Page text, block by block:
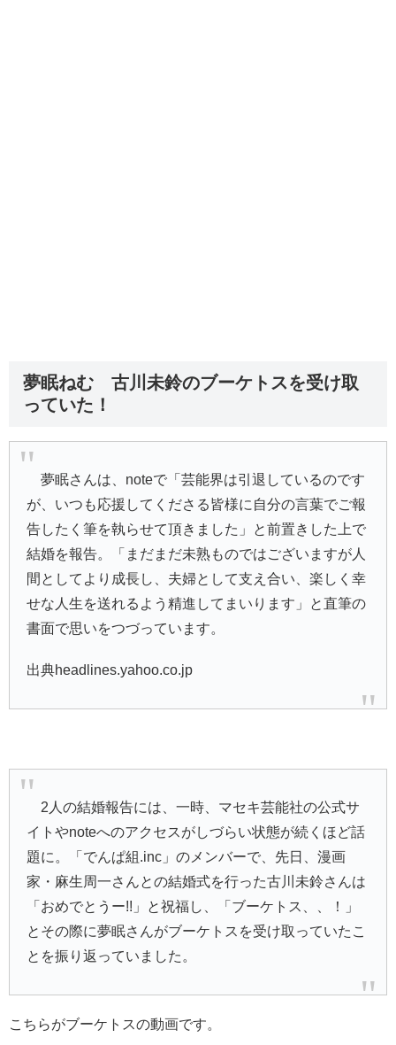
夢眠ねむ 古川未鈴のブーケトスを受け取
っていた！
夢眠さんは、noteで「芸能界は引退しているのです
が、いつも応援してくださる皆様に自分の言葉でご報
告したく筆を執らせて頂きました」と前置きした上で
結婚を報告。「まだまだ未熟ものではございますが人
間としてより成長し、夫婦として支え合い、楽しく幸
せな人生を送れるよう精進してまいります」と直筆の
書面で思いをつづっています。
出典headlines.yahoo.co.jp
2人の結婚報告には、一時、マセキ芸能社の公式サ
イトやnoteへのアクセスがしづらい状態が続くほど話
題に。「でんぱ組.inc」のメンバーで、先日、漫画
家・麻生周一さんとの結婚式を行った古川未鈴さんは
「おめでとうー!!」と祝福し、「ブーケトス、、！」
とその際に夢眠さんがブーケトスを受け取っていたこ
とを振り返っていました。
こちらがブーケトスの動画です。